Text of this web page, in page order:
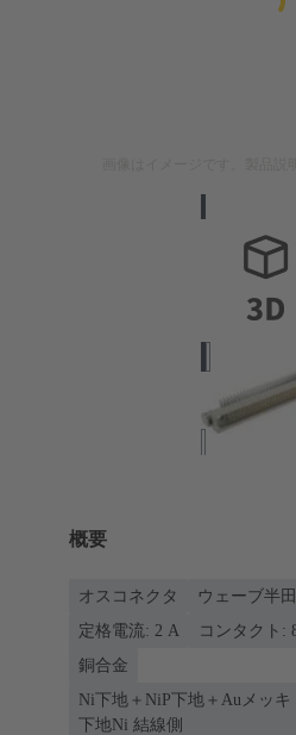
概要
オスコネクタ
ウェーブ半
定格電流: ‌2 A
コンタクト:
銅合金
Ni下地＋NiP下地＋Auメッキ
下地Ni 結線側